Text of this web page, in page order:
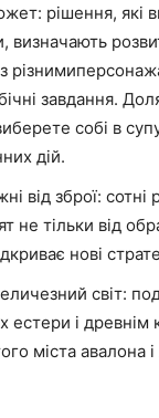
рішення, які
визначають
завдання.
собі в
дій.
від зброї: сотні
не тільки від
нові
світ:
естери і древнім
міста авалона